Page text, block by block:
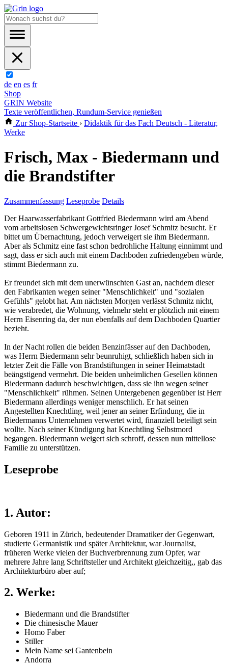
de en es fr
Shop
GRIN Website
Texte veröffentlichen, Rundum-Service genießen
Zur Shop-Startseite › Didaktik für das Fach Deutsch - Literatur,
Werke
Frisch, Max - Biedermann und
die Brandstifter
Zusammenfassung Leseprobe Details
Der Haarwasserfabrikant Gottfried Biedermann wird am Abend
vom arbeitslosen Schwergewichtsringer Josef Schmitz besucht. Er
bittet um Übernachtung, jedoch verweigert sie ihm Biedermann.
Aber als Schmitz eine fast schon bedrohliche Haltung einnimmt und
sagt, dass er sich auch mit einem Dachboden zufriedengeben würde,
stimmt Biedermann zu.
Er freundet sich mit dem unerwünschten Gast an, nachdem dieser
den Fabrikanten wegen seiner "Menschlichkeit" und "sozialen
Gefühls" gelobt hat. Am nächsten Morgen verlässt Schmitz nicht,
wie verabredet, die Wohnung, vielmehr steht er plötzlich mit einem
Herrn Eisenring da, der nun ebenfalls auf dem Dachboden Quartier
bezieht.
In der Nacht rollen die beiden Benzinfässer auf den Dachboden,
was Herrn Biedermann sehr beunruhigt, schließlich haben sich in
letzter Zeit die Fälle von Brandstiftungen in seiner Heimatstadt
beängstigend vermehrt. Die beiden unheimlichen Gesellen können
Biedermann dadurch beschwichtigen, dass sie ihn wegen seiner
"Menschlichkeit" rühmen. Seinen Untergebenen gegenüber ist Herr
Biedermann allerdings weniger menschlich. Er hat seinen
Angestellten Knechtling, weil jener an seiner Erfindung, die in
Biedermanns Unternehmen verwertet wird, finanziell beteiligt sein
wollte. Nach seiner Kündigung hat Knechtling Selbstmord
begangen. Biedermann weigert sich schroff, dessen nun mittellose
Familie zu unterstützen.
Leseprobe
1. Autor:
Geboren 1911 in Zürich, bedeutender Dramatiker der Gegenwart,
studierte Germanistik und später Architektur, war Journalist,
früheren Werke vielen der Buchverbrennung zum Opfer, war
mehrere Jahre lang Schriftsteller und Architekt gleichzeitig,, gab das
Architekturbüro aber auf;
2. Werke:
Biedermann und die Brandstifter
Die chinesische Mauer
Homo Faber
Stiller
Mein Name sei Gantenbein
Andorra